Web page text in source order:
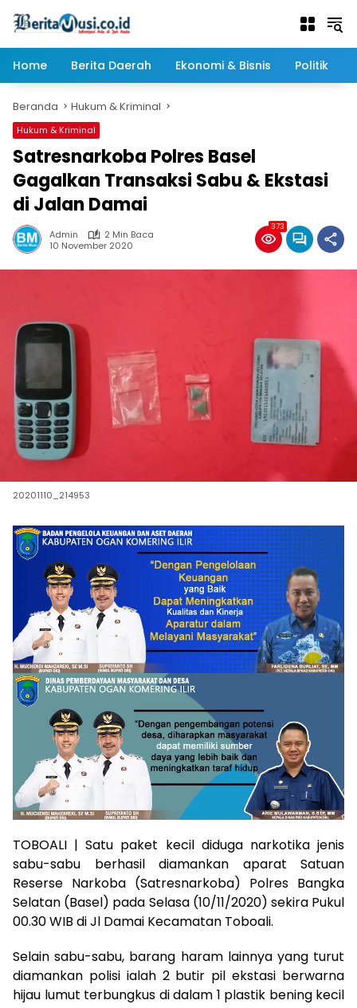
Home
Berita Daerah Ekonomi & Bisnis Politik
Beranda Hukum & Kriminal
Hukum & Kriminal
Satresnarkoba Polres Basel
Gagalkan Transaksi Sabu & Ekstasi
di Jalan Damai
Admin
2 Min Baca
10 November 2020
373
20201110_214953
TOBOALI | Satu paket kecil diduga narkotika jenis
sabu-sabu berhasil diamankan aparat Satuan
Reserse Narkoba (Satresnarkoba) Polres Bangka
Selatan (Basel) pada Selasa (10/11/2020) sekira Pukul
00.30 WIB di Jl Damai Kecamatan Toboali.
Selain sabu-sabu, barang haram lainnya yang turut
diamankan polisi ialah 2 butir pil ekstasi berwarna
hijau lumut terbungkus di dalam 1 plastik bening kecil